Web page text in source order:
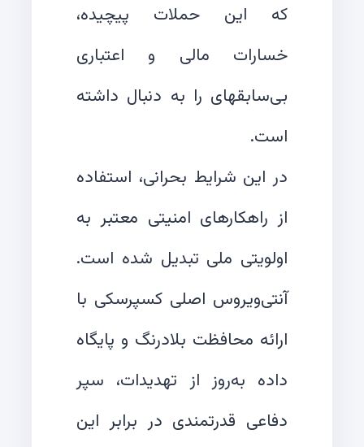
که این حملات پیچیده،
خسارات مالی و اعتباری
بی‌سابقهای را به دنبال داشته
در این شرایط بحرانی، استفاده
از راهکارهای امنیتی معتبر به
اولویتی ملی تبدیل شده است.
آنتی‌ویروس اصلی کسپرسکی با
ارائه محافظت بلادرنگ و پایگاه
داده به‌روز از تهدیدات، سپر
دفاعی قدرتمندی در برابر این